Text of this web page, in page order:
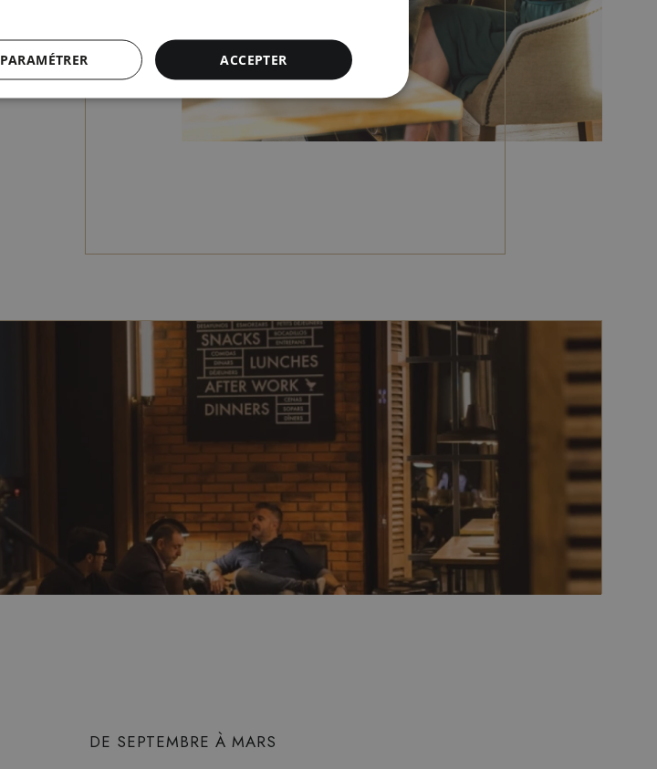
DE SEPTEMBRE À MARS
ITALIAN
ACCEPTER
PARAMÉTRER